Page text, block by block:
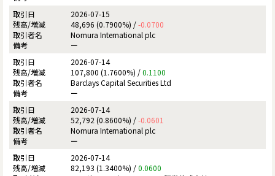
2026-07-15
48,696 (0.7900%) /-0.0700
Nomura International plc
ー
2026-07-14
107,800 (1.7600%) /0.1100
Barclays Capital Securities Ltd
ー
2026-07-14
52,792 (0.8600%) /-0.0601
Nomura International plc
ー
2026-07-14
82,193 (1.3400%) /0.0600